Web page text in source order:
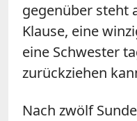
gegenüber steht
Klause, eine
eine Schwester
zurückziehen
Nach zwölf